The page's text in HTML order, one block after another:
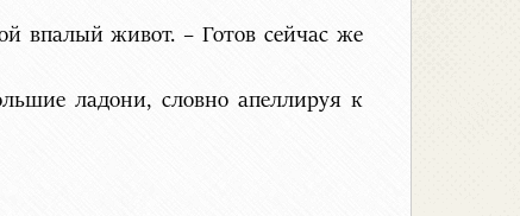
впалый живот. – Готов сейчас же
ладони, словно апеллируя к